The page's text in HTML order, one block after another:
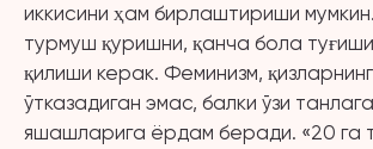
иккисини ҳам бирлаштириши
турмуш қуришни, қанча бола
қилиши керак. Феминизм,
ўтказадиган эмас, балки ўзи
яшашларига ёрдам беради. «20 га